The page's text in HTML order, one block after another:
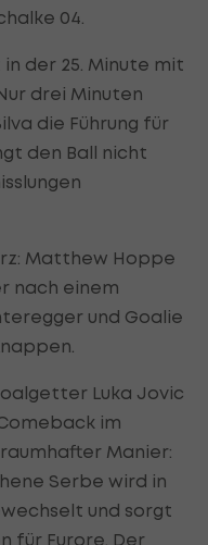
04.
der 25. Minute mit
drei Minuten
die Führung für
den Ball nicht
Matthew Hoppe
nach einem
und Goalie
Luka Jovic
im
Manier:
Serbe wird in
und sorgt
für Furore. Der